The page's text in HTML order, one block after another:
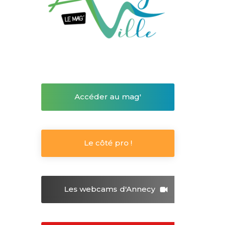
Accéder au mag'
Le côté pro !
Les webcams d'Annecy